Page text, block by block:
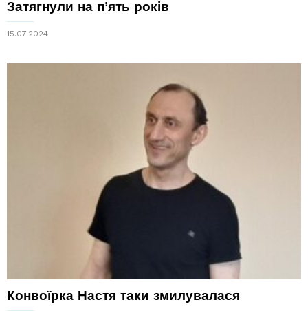
Затягнули на п’ять років
15.07.2024
Конвоїрка Настя таки змилувалася